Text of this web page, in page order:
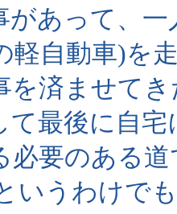
あって、一
軽自動車)を
を済ませて
て最後に自
必要のある
いうわけで